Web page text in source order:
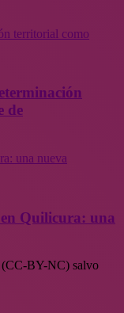
territorial como
de
una nueva
Quilicura: una
(CC-BY-NC) salvo